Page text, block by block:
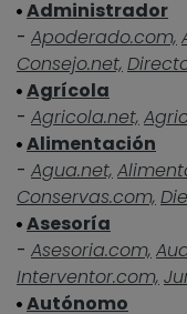
Administrador
- Apoderado.com,
Consejo.net,
Agrícola
- Agricola.net,
Alimentación
- Agua.net,
Conservas.com,
Asesoría
- Asesoria.com,
Interventor.com,
Autónomo